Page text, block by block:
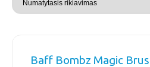
Baff Bombz Magic